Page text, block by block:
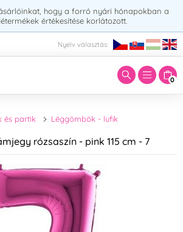
hogy a forró nyári hónapokban a
értékesítése korlátozott.
Nyelv választás:
0
kifejezést:
és partik Léggömbök - lufik
rózsaszín - pink 115 cm - 7